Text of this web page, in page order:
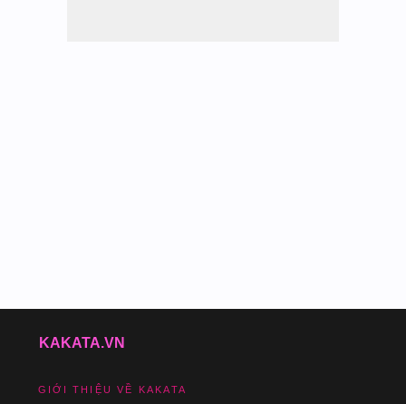
KAKATA.VN
GIỚI THIỆU VỀ KAKATA